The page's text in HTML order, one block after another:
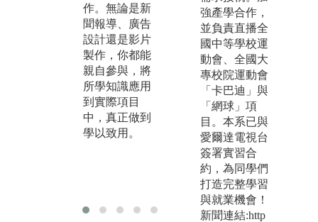
作。無論是新
聞報導、廣告
設計還是影片
製作，你都能
親自參與，將
所學知識應用
到實際項目
中，真正做到
學以致用。
大三升大四的
學生都會進入
媒體傳播公司
實習，親身體
驗職場生活。
這不僅讓你提
前適應職場環
境，還能積累
寶貴的人脈和
經驗，為未來
的職業生涯打
下堅實基礎。
強產學合作，
並負責直播全
國中等學校運
動會、全國大
專校院運動會
「卡巴迪」與
「網球」項
目。本系已與
愛爾達電視台
簽署實習合
約，為同學們
打造完整學習
與就業機會！
新聞連結:http